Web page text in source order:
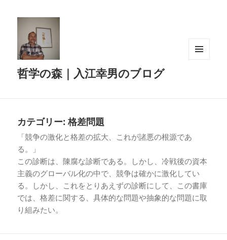
哲学の森｜入江幸男のブログ
カテゴリー:格差問題
「競争の激化と格差の拡大、これが諸悪の根源であ
る。」
この診断は、陳腐な診断である。しかし、冷戦後の資本
主義のグローバル化の中で、競争は確かに激化してい
る。しかし、これをとりあえずの診断にして、この書庫
では、格差に関する、具体的な問題や抽象的な問題に取
り組みたい。